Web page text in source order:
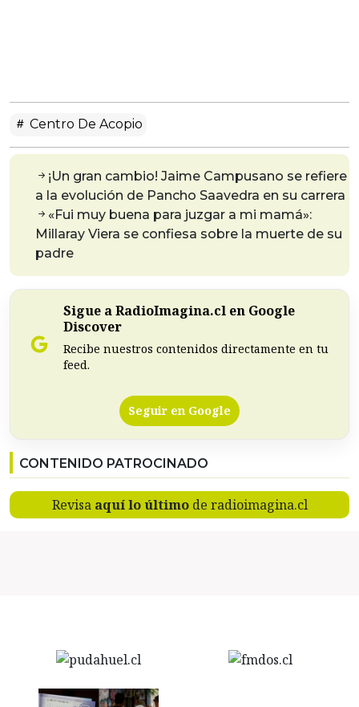
Centro De Acopio
¡Un gran cambio! Jaime Campusano se refiere
a la evolución de Pancho Saavedra en su carrera
«Fui muy buena para juzgar a mi mamá»:
Millaray Viera se confiesa sobre la muerte de su
padre
Sigue a RadioImagina.cl en Google
Discover
Recibe nuestros contenidos directamente en tu
feed.
Seguir en Google
CONTENIDO PATROCINADO
Revisa aquí lo últimode radioimagina.cl